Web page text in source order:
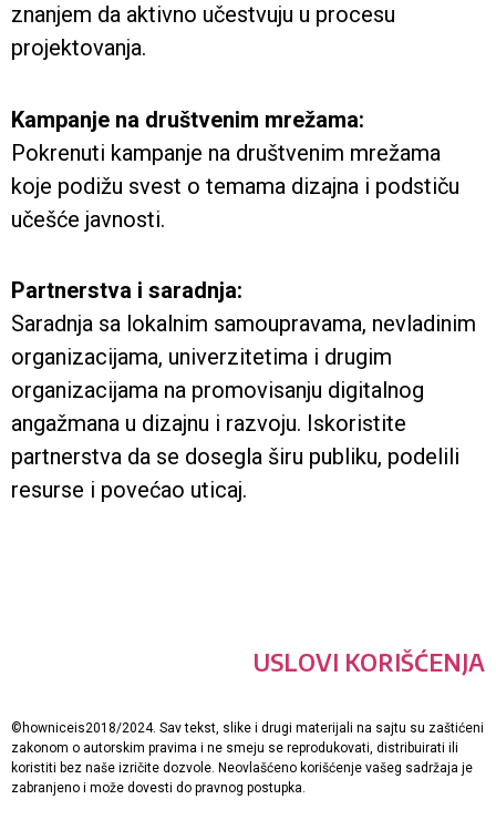
znanjem da aktivno učestvuju u procesu
projektovanja.
Kampanje na društvenim mrežama:
Pokrenuti kampanje na društvenim mrežama
koje podižu svest o temama dizajna i podstiču
učešće javnosti.
Partnerstva i saradnja:
Saradnja sa lokalnim samoupravama, nevladinim
organizacijama, univerzitetima i drugim
organizacijama na promovisanju digitalnog
angažmana u dizajnu i razvoju. Iskoristite
partnerstva da se dosegla širu publiku, podelili
resurse i povećao uticaj.
USLOVI KORIŠĆENJA
©howniceis2018/2024. Sav tekst, slike i drugi materijali na sajtu su zaštićeni
zakonom o autorskim pravima i ne smeju se reprodukovati, distribuirati ili
koristiti bez naše izričite dozvole. Neovlašćeno korišćenje vašeg sadržaja je
zabranjeno i može dovesti do pravnog postupka.